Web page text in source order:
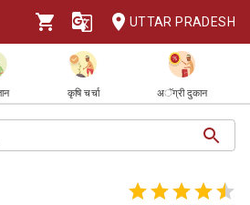
UTTAR PRADESH
कृषि चर्चा अॅग्री दुकान